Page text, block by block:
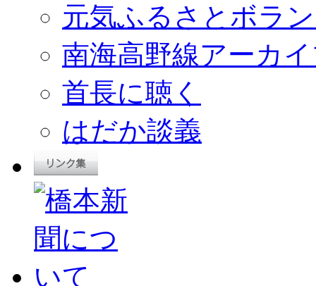
元気ふるさとボラ
南海高野線アーカ
首長に聴く
はだか談義